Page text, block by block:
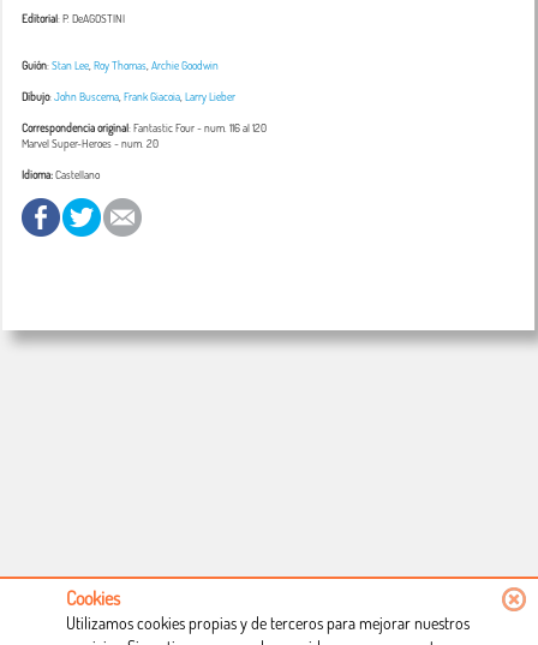
Editorial: P. DeAGOSTINI
Guión:Stan Lee Roy Thomas Archie Goodwin
Dibujo:John Buscema Frank Giacoia Larry Lieber
Correspondencia original:Fantastic Four- num. 116 al 120
Marvel Super-Heroes- num. 20
Idioma:Castellano
Cookies
Utilizamos cookies propias y de terceros para mejorar nuestros